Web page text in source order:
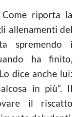
riporta la
allenamenti del
spremendo i
ha finito,
dice anche lui:
in più”. Il
il riscatto